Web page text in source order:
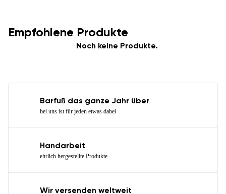
Empfohlene Produkte
Noch keine Produkte.
Barfuß das ganze Jahr über
bei uns ist für jeden etwas dabei
Handarbeit
ehrlich hergestellte Produkte
Wir versenden weltweit